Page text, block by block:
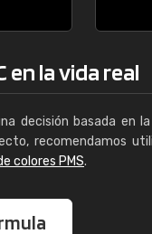
en la vida real
decisión basada en
recomendamos
colores PMS.